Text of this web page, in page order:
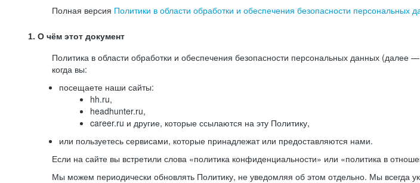
Полная версия Политики в области обработки и обеспечения безопасности персональных
1. О чём этот документ
Политика в области обработки и обеспечения безопасности персональных данных
когда вы:
посещаете наши сайты:
hh.ru,
headhunter.ru,
career.ru и другие, которые ссылаются на эту Политику,
или пользуетесь сервисами, которые принадлежат или предоставляются нами.
Если на сайте вы встретили слова «политика конфиденциальности» или «политика в
Мы можем периодически обновлять Политику, не уведомляя об этом отдельно. Мы всегда